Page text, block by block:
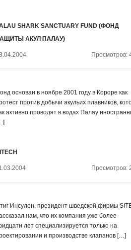
SHARK SANCTUARY FUND (ФОНД
АКУЛ ПАЛАУ)
Просмотров:
основан в ноябре 2001 году в Короре как
против добычи акульих плавников,
активно проводят в водах Палау
Просмотров:
Инсулон, президент шведской фирмы
нам, что их компания уже более
лет специализируется только на
и производстве клапанов […]